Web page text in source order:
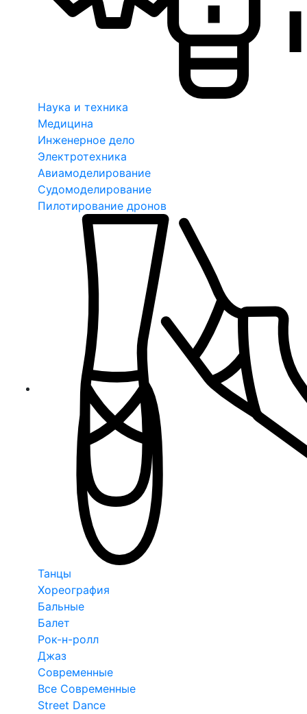
Наука и техника
Медицина
Инженерное дело
Электротехника
Авиамоделирование
Судомоделирование
Пилотирование дронов
Танцы
Хореография
Бальные
Балет
Рок-н-ролл
Джаз
Современные
Все Современные
Street Dance